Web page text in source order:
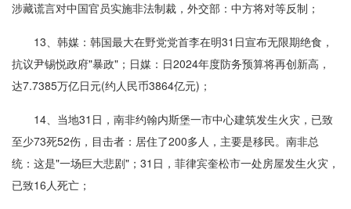
涉藏谎言对中国官员实施非法制裁，外交部：中方将对等反制；
13、韩媒：韩国最大在野党党首李在明31日宣布无限期绝食，
抗议尹锡悦政府"暴政"；日媒：日2024年度防务预算将再创新高，
达7.7385万亿日元(约人民币3864亿元)；
14、当地31日，南非约翰内斯堡一市中心建筑发生火灾，已致
至少73死52伤，目击者：居住了200多人，主要是移民。南非总
统：这是"一场巨大悲剧"；31日，菲律宾奎松市一处房屋发生火灾，
已致16人死亡；